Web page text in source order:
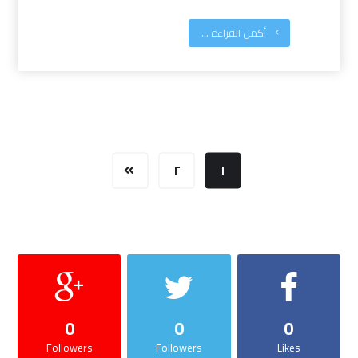
أكمل القراءة ...
١ ٢
0
Likes
0
Followers
0
Followers